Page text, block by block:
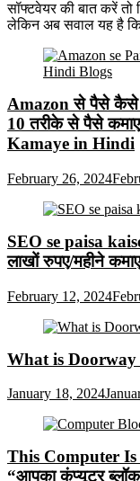
सॉफ्टवेयर की बात करें
लेकिन अब सवाल यह है
Amazon से पैसे कैसे
10 तरीके से पैसे
Kamaye in Hindi
February 26, 2024
SEO se paisa
लाखों रुपए/महीने
February 12, 2024
What is Doorway
January 18, 2024
This Computer Is
“आपका कंप्यूटर